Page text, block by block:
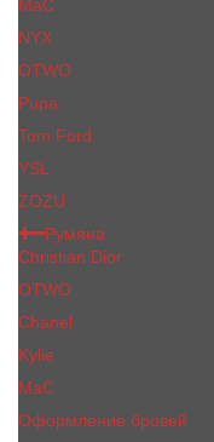
MaC
NYX
OTWO
Pupa
Tom Ford
YSL
ZOZU
Румяна
Christian Dior
OTWO
Сhanеl
Kylie
MaC
Оформление бровей